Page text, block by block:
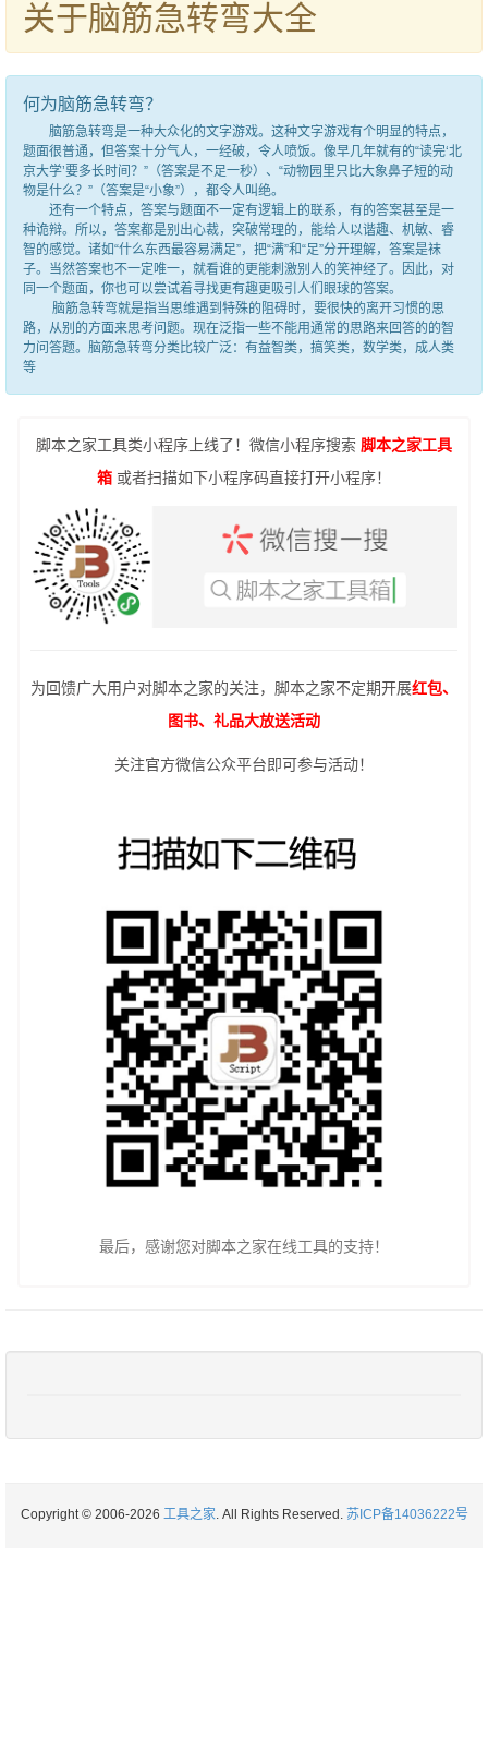
关于脑筋急转弯大全
何为脑筋急转弯？
脑筋急转弯是一种大众化的文字游戏。这种文字游戏有个明显的特点，
题面很普通，但答案十分气人，一经破，令人喷饭。像早几年就有的“读完‘北
京大学’要多长时间？”（答案是不足一秒）、“动物园里只比大象鼻子短的动
物是什么？”（答案是“小象”），都令人叫绝。
还有一个特点，答案与题面不一定有逻辑上的联系，有的答案甚至是一
种诡辩。所以，答案都是别出心裁，突破常理的，能给人以谐趣、机敏、睿
智的感觉。诸如“什么东西最容易满足”，把“满”和“足”分开理解，答案是袜
子。当然答案也不一定唯一，就看谁的更能刺激别人的笑神经了。因此，对
同一个题面，你也可以尝试着寻找更有趣更吸引人们眼球的答案。
脑筋急转弯就是指当思维遇到特殊的阻碍时，要很快的离开习惯的思
路，从别的方面来思考问题。现在泛指一些不能用通常的思路来回答的的智
力问答题。脑筋急转弯分类比较广泛：有益智类，搞笑类，数学类，成人类
等
脚本之家工具类小程序上线了！微信小程序搜索 脚本之家工具
箱 或者扫描如下小程序码直接打开小程序！
为回馈广大用户对脚本之家的关注，脚本之家不定期开展红包、
图书、礼品大放送活动
关注官方微信公众平台即可参与活动！
最后，感谢您对脚本之家在线工具的支持！
Copyright © 2006-2026 工具之家. All Rights Reserved. 苏ICP备14036222号